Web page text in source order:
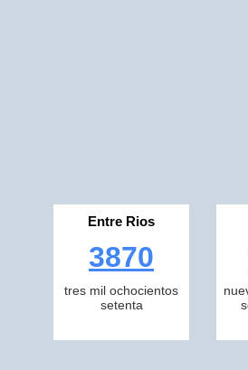
Entre Rios
3870
tres mil ochocientos
setenta